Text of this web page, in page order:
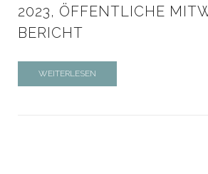
2023, ÖFFENTLICHE
BERICHT
WEITERLESEN